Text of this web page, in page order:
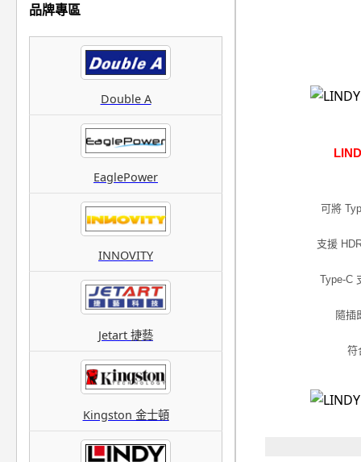
品牌專區
Double A
EaglePower
INNOVITY
Jetart 捷藝
Kingston 金士頓
可將
支援
Type-C
隨插
符